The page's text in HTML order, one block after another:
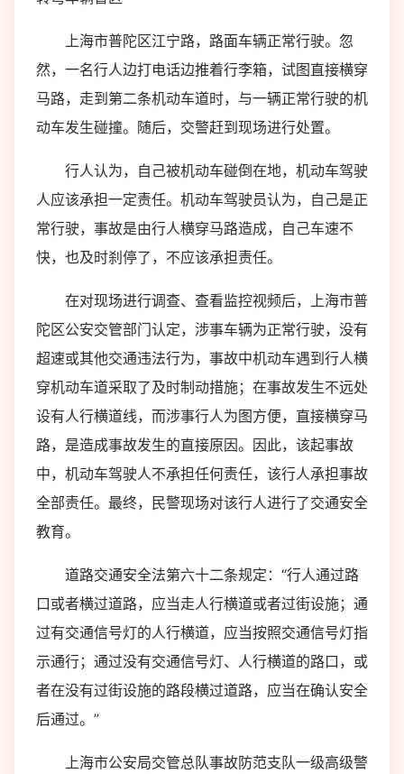
上海市普陀区江宁路，路面车辆正常行驶。忽
然，一名行人边打电话边推着行李箱，试图直接横穿
马路，走到第二条机动车道时，与一辆正常行驶的机
动车发生碰撞。随后，交警赶到现场进行处置。
行人认为，自己被机动车碰倒在地，机动车驾驶
人应该承担一定责任。机动车驾驶员认为，自己是正
常行驶，事故是由行人横穿马路造成，自己车速不
快，也及时刹停了，不应该承担责任。
在对现场进行调查、查看监控视频后，上海市普
陀区公安交管部门认定，涉事车辆为正常行驶，没有
超速或其他交通违法行为，事故中机动车遇到行人横
穿机动车道采取了及时制动措施；在事故发生不远处
设有人行横道线，而涉事行人为图方便，直接横穿马
路，是造成事故发生的直接原因。因此，该起事故
中，机动车驾驶人不承担任何责任，该行人承担事故
全部责任。最终，民警现场对该行人进行了交通安全
教育。
道路交通安全法第六十二条规定：“行人通过路
口或者横过道路，应当走人行横道或者过街设施；通
过有交通信号灯的人行横道，应当按照交通信号灯指
示通行；通过没有交通信号灯、人行横道的路口，或
者在没有过街设施的路段横过道路，应当在确认安全
后通过。”
上海市公安局交管总队事故防范支队一级高级警